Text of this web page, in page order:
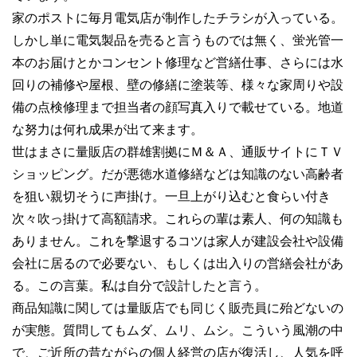
家のポストに毎月電気店が制作したチラシが入っている。
しかし単に電気製品を売ると言うものでは無く、蛍光管一
本のお届けとかコンセント修理など営繕仕事、さらには水
回りの補修や屋根、壁の修繕に塗装等、様々な家周りや設
備の点検修理まで担当者の顔写真入りで載せている。地道
な努力は何れ成果が出て来ます。
世はまさに量販店の群雄割拠にＭ＆Ａ、通販サイトにＴＶ
ショッピング。だが悪徳水道修繕などは知識のない高齢者
を狙い親切そうに声掛け。一旦上がり込むと食らい付き
次々吹っ掛けて高額請求。これらの輩は素人、何の知識も
ありません。これを撃退するコツは家人が建設会社や設備
会社に居るので必要ない、もしくは出入りの営繕会社があ
る。この言葉。私は自分で設計したと言う。
商品知識に関しては量販店でも同じく販売員に殆どないの
が実態。質問してもムダ、ムリ、ムシ。こういう風潮の中
で、ご近所の昔ながらの個人経営の店が復活し、人気を呼